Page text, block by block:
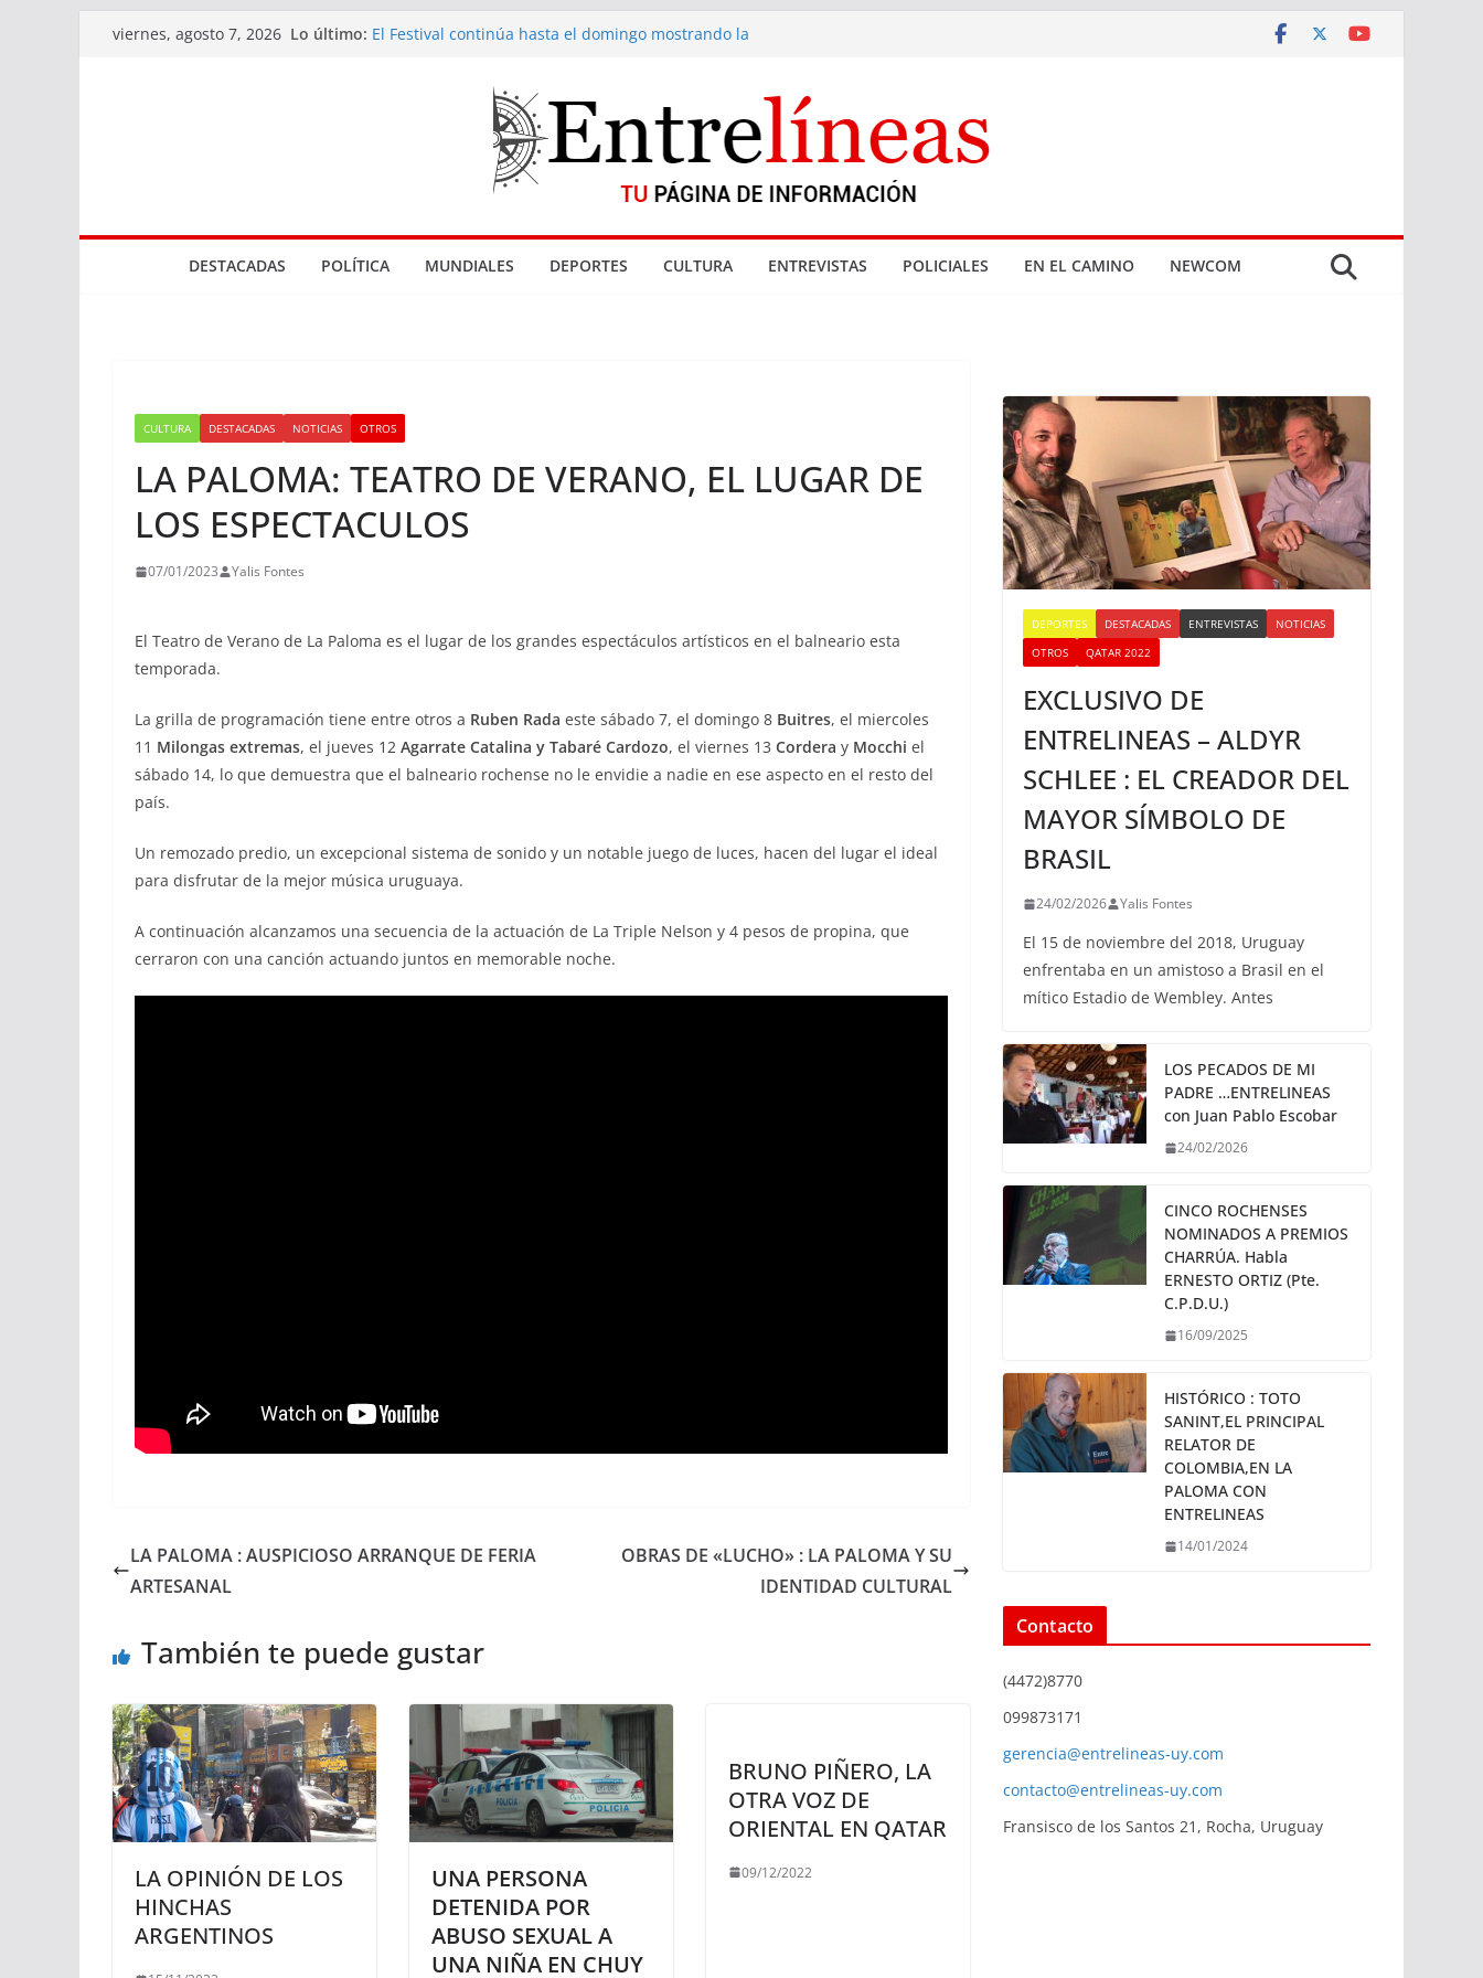
Saltarviernes, agosto 7, 2026 Lo último: El Festival continúa hasta el domingo mostrando la
Tres bocas de venta de drogas cerradas en La Paloma
El Marco de los Reyes
Parque NBA en Gramado
DESTACADAS POLÍTICA MUNDIALES DEPORTES CULTURA ENTREVISTAS POLICIALES EN EL CAMINO NEWCOM
CULTURA DESTACADAS NOTICIAS OTROS
LA PALOMA: TEATRO DE VERANO, EL LUGAR DE
LOS ESPECTACULOS
07/01/2023 Yalis Fontes
El Teatro de Verano de La Paloma es el lugar de los grandes espectáculos artísticos en el balneario esta
temporada.
La grilla de programación tiene entre otros a Ruben Rada este sábado 7, el domingo 8 Buitres, el miercoles
11 Milongas extremas, el jueves 12 Agarrate Catalina y Tabaré Cardozo, el viernes 13 Cordera y Mocchi el
sábado 14, lo que demuestra que el balneario rochense no le envidie a nadie en ese aspecto en el resto del
país.
Un remozado predio, un excepcional sistema de sonido y un notable juego de luces, hacen del lugar el ideal
para disfrutar de la mejor música uruguaya.
A continuación alcanzamos una secuencia de la actuación de La Triple Nelson y 4 pesos de propina, que
cerraron con una canción actuando juntos en memorable noche.
LA PALOMA : AUSPICIOSO ARRANQUE DE FERIA
ARTESANAL
OBRAS DE «LUCHO» : LA PALOMA Y SU
IDENTIDAD CULTURAL
También te puede gustar
LA OPINIÓN DE LOS
HINCHAS
ARGENTINOS
UNA PERSONA
DETENIDA POR
ABUSO SEXUAL A
UNA NIÑA EN CHUY
BRUNO PIÑERO, LA
OTRA VOZ DE
ORIENTAL EN QATAR
09/12/2022
DEPORTES DESTACADAS ENTREVISTAS
NOTICIAS
OTROS
QATAR 2022
EXCLUSIVO DE
ENTRELINEAS – ALDYR
SCHLEE : EL CREADOR DEL
MAYOR SÍMBOLO DE
BRASIL
24/02/2026 Yalis Fontes
El 15 de noviembre del 2018, Uruguay
enfrentaba en un amistoso a Brasil en el
mítico Estadio de Wembley. Antes
LOS PECADOS DE MI
PADRE …ENTRELINEAS
con Juan Pablo Escobar
24/02/2026
CINCO ROCHENSES
NOMINADOS A PREMIOS
CHARRÚA. Habla
ERNESTO ORTIZ (Pte.
C.P.D.U.)
16/09/2025
HISTÓRICO : TOTO
SANINT,EL PRINCIPAL
RELATOR DE
COLOMBIA,EN LA
PALOMA CON
ENTRELINEAS
14/01/2024
Contacto
(4472)8770
099873171
gerencia@entrelineas-uy.com
contacto@entrelineas-uy.com
Fransisco de los Santos 21, Rocha, Uruguay